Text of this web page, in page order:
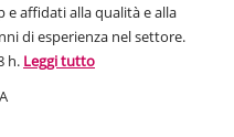
e affidati alla qualità e alla
di esperienza nel settore.
h. Leggi tutto